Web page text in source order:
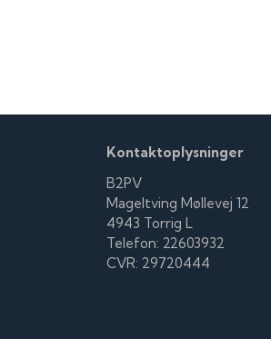
Kontaktoplysninger
B2PV
Mageltving Møllevej 12
4943 Torrig L
Telefon: 22603932
CVR: 29720444